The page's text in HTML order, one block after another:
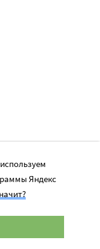
Яндекс